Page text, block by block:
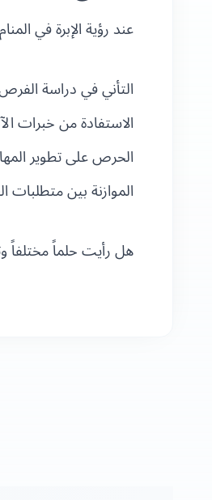
عند رؤية الإبرة في
التأني في دراسة
الاستفادة من خبرات
الحرص على تطوير
الموازنة بين متطلبات
هل رأيت حلماً